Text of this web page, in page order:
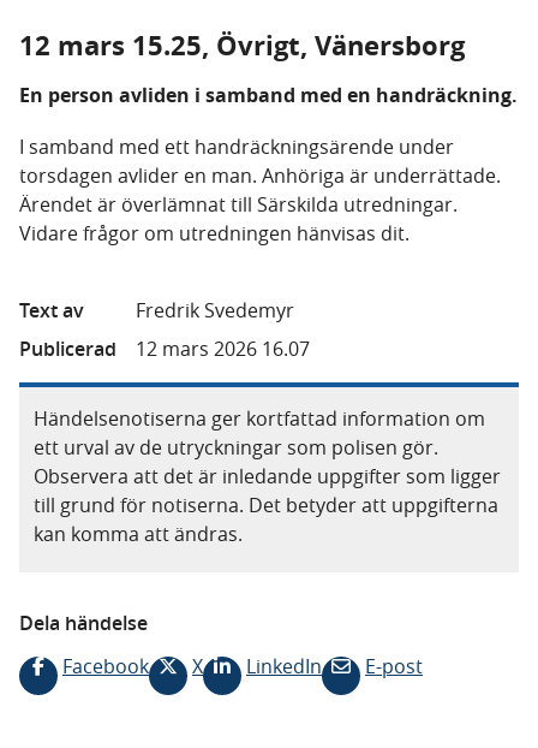
12 mars 15.25, Övrigt, Vänersborg
En person avliden i samband med en handräckning.
I samband med ett handräckningsärende under
torsdagen avlider en man. Anhöriga är underrättade.
Ärendet är överlämnat till Särskilda utredningar.
Vidare frågor om utredningen hänvisas dit.
Text av
Fredrik Svedemyr
Publicerad
12 mars 2026 16.07
Händelsenotiserna ger kortfattad information om
ett urval av de utryckningar som polisen gör.
Observera att det är inledande uppgifter som ligger
till grund för notiserna. Det betyder att uppgifterna
kan komma att ändras.
Dela händelse
Facebook
X LinkedIn E-post